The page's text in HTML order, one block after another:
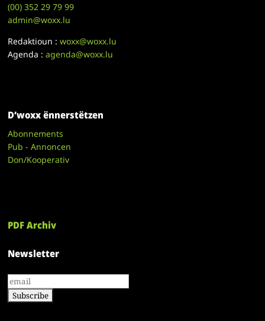
(00)352 29 79 99
admin@woxx.lu
Redaktioun :woxx@woxx.lu
Agenda :agenda@woxx.lu
D’woxx ënnerstëtzen
Abonnements
Pub - Annoncen
Don/Kooperativ
PDF Archiv
Newsletter